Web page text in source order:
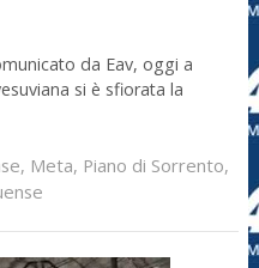
da Eav, oggi a
si è sfiorata la
, Meta, Piano di Sorrento,